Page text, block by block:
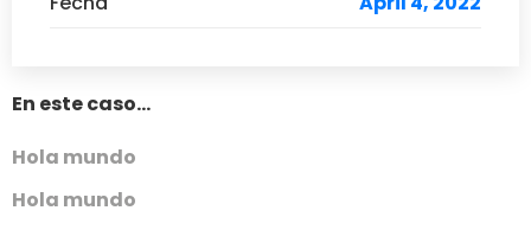
En este caso...
Hola mundo
Hola mundo